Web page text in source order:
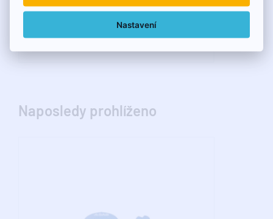
2,85€
Naposledy prohlíženo
Nastavení